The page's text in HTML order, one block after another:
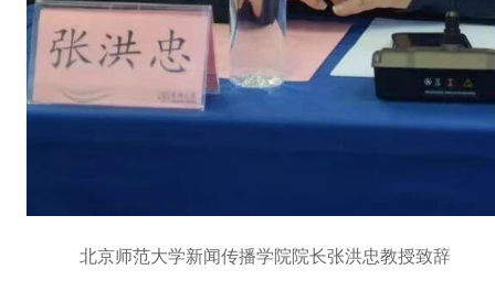
北京师范大学新闻传播学院院长张洪忠教授致辞